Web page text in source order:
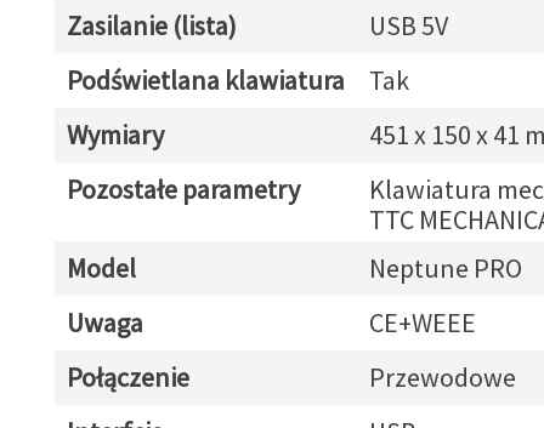
Zasilanie (lista)
USB 5V
Podświetlana klawiatura
Tak
Wymiary
451 x 150 x 41
Pozostałe parametry
Klawiatura
TTC
Model
Neptune PRO
Uwaga
CE+WEEE
Połączenie
Przewodowe